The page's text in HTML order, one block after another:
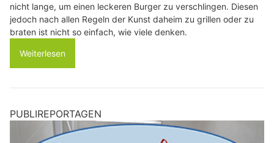
nicht lange, um einen leckeren Burger zu verschlingen. Diesen
jedoch nach allen Regeln der Kunst daheim zu grillen oder zu
braten ist nicht so einfach, wie viele denken.
Weiterlesen
PUBLIREPORTAGEN